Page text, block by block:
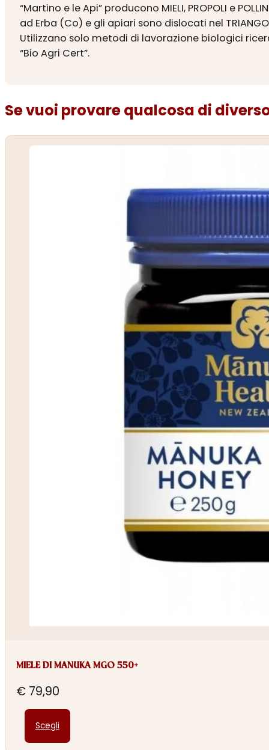
“Martino e le Api” producono MIELI, PROPOLI e
ad Erba (Co) e gli apiari sono dislocati nel
Utilizzano solo metodi di lavorazione biologici
“Bio Agri Cert”.
Se vuoi provare qualcosa di
MIELE DI MANUKA MGO 550+
€ 79,90
Scegli
prodotto